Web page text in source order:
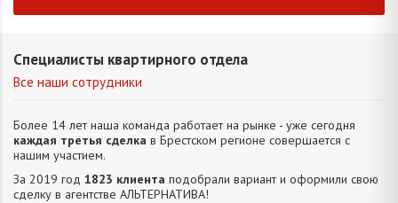
Специалисты квартирного отдела
Все наши сотрудники
Более 14 лет наша команда работает на рынке - уже сегодня
каждая третья сделка в Брестском регионе совершается с
нашим участием.
За 2019 год 1823 клиента подобрали вариант и оформили свою
сделку в агентстве АЛЬТЕРНАТИВA!